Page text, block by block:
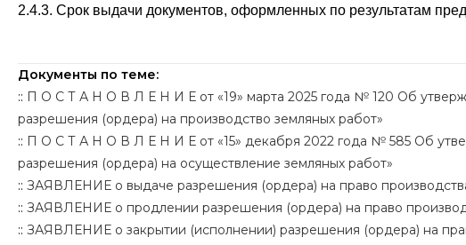
2.4.3. Срок выдачи документов, оформленных по результатам
Документы по теме:
:: П О С Т А Н О В Л Е Н И Е от «19» марта 2025 года № 120 Об
разрешения (ордера) на производство земляных работ»
:: П О С Т А Н О В Л Е Н И Е от «15» декабря 2022 года № 585 Об
разрешения (ордера) на осуществление земляных работ»
:: ЗАЯВЛЕНИЕ о выдаче разрешения (ордера) на право
:: ЗАЯВЛЕНИЕ о продлении разрешения (ордера) на право
:: ЗАЯВЛЕНИЕ о закрытии (исполнении) разрешения (ордера) на